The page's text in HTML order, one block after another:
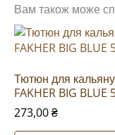
Вам також може
Тютюн для
FAKHER BIG BLUE
273,00₴